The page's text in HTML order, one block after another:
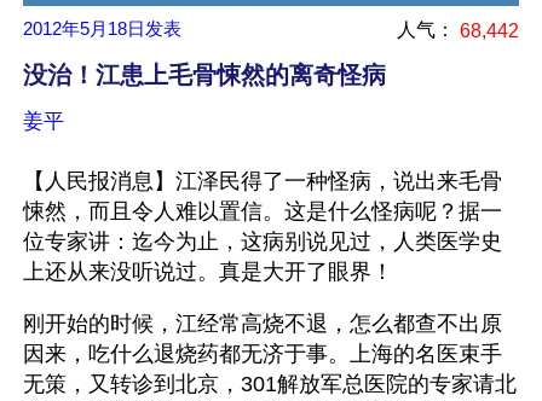
2012年5月18日 发表 人气： 68,442
没治！江患上毛骨悚然的离奇怪病
姜平
【人民报消息】江泽民得了一种怪病，说出来毛骨
悚然，而且令人难以置信。这是什么怪病呢？据一
位专家讲：迄今为止，这病别说见过，人类医学史
上还从来没听说过。真是大开了眼界！
刚开始的时候，江经常高烧不退，怎么都查不出原
因来，吃什么退烧药都无济于事。上海的名医束手
无策，又转诊到北京，301解放军总医院的专家请北